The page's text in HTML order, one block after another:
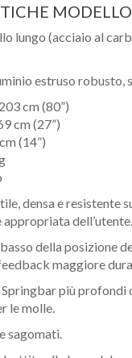
lungo (acciaio al
estruso robusto,
cm (80”)
cm (27”)
(14”)
densa e resistente
appropriata dell’utente.
basso della posizione
maggiore
Springbar più profondi
le molle.
sagomati.